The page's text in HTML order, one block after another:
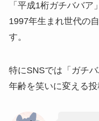
「平成1桁ガチババ
1997年生まれ世代の
す。
特にSNSでは「ガチ
年齢を笑いに変える投